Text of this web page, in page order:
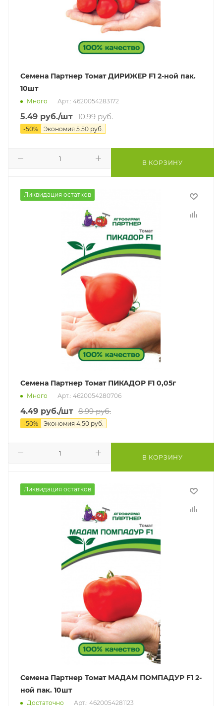
Семена Партнер Томат ДИРИЖЕР F1 2-ной пак.
10шт
Много Арт.: 4620054283172
5.49 руб./шт 10.99руб.
-50% Экономия 5.50 руб.
В КОРЗИНУ
Ликвидация остатков
Семена Партнер Томат ПИКАДОР F1 0,05г
Много Арт.: 4620054280706
4.49 руб./шт 8.99руб.
-50% Экономия 4.50 руб.
В КОРЗИНУ
Ликвидация остатков
Семена Партнер Томат МАДАМ ПОМПАДУР F1 2-
ной пак. 10шт
Достаточно Арт.: 4620054281123